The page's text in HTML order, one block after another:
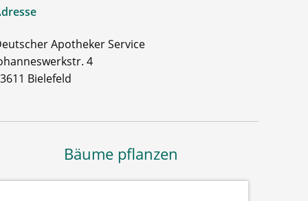
Apotheker Service
4
Bielefeld
Bäume pflanzen